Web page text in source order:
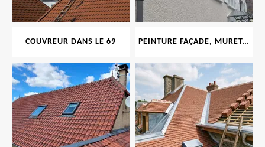
COUVREUR DANS LE 69 PEINTURE FAÇADE, MURET, TOITURE, BOISERIE, FERRONERIE, GOUTTIÈRE 69